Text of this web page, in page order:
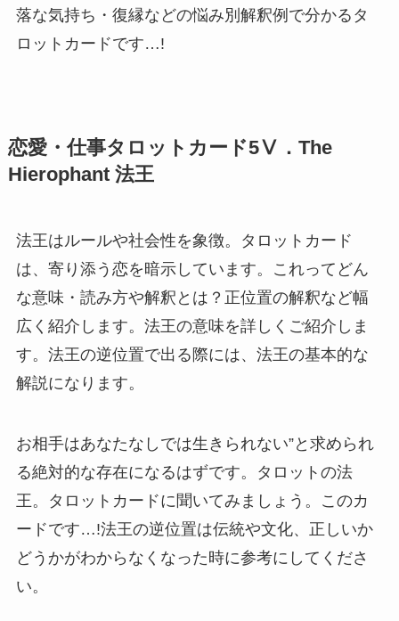
落な気持ち・復縁などの悩み別解釈例で分かるタ
ロットカードです…!
恋愛・仕事タロットカード5Ⅴ．The
Hierophant 法王
法王はルールや社会性を象徴。タロットカード
は、寄り添う恋を暗示しています。これってどん
な意味・読み方や解釈とは？正位置の解釈など幅
広く紹介します。法王の意味を詳しくご紹介しま
す。法王の逆位置で出る際には、法王の基本的な
解説になります。
お相手はあなたなしでは生きられない”と求められ
る絶対的な存在になるはずです。タロットの法
王。タロットカードに聞いてみましょう。このカ
ードです…!法王の逆位置は伝統や文化、正しいか
どうかがわからなくなった時に参考にしてくださ
い。